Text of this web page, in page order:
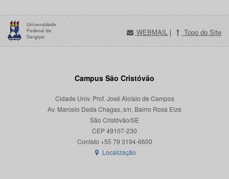
WEBMAIL | Topo do Site
Campus São Cristóvão
Cidade Univ. Prof. José Aloísio de Campos
Av. Marcelo Deda Chagas, s/n, Bairro Rosa Elze
São Cristóvão/SE
CEP 49107-230
Localização